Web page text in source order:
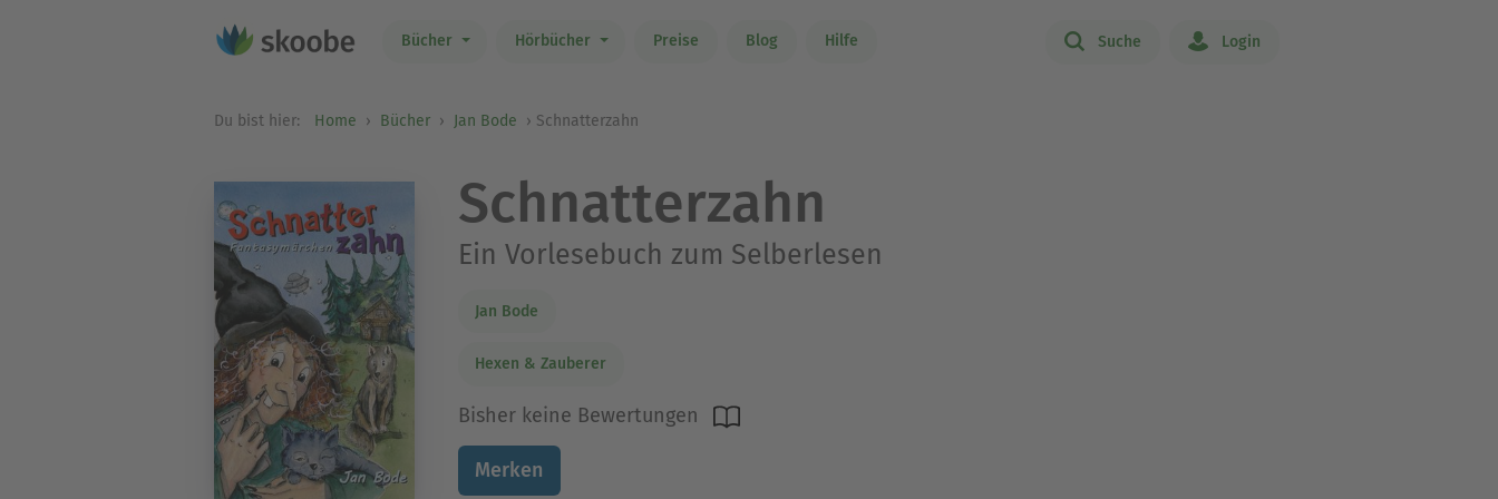
Bücher Hörbücher Preise Blog Hilfe Suche Login
Du bist hier: Home Bücher Jan Bode Schnatterzahn
Schnatterzahn
Ein Vorlesebuch zum Selberlesen
Jan Bode
Hexen & Zauberer
Bisher keine Bewertungen
Merken